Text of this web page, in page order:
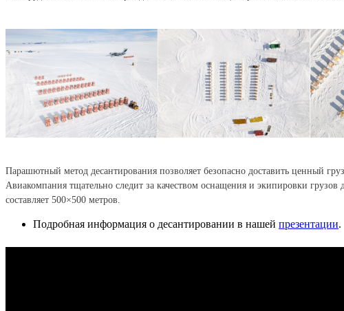
Парашютный метод десантирования позволяет безопасно доставить ценный
Авиакомпания тщательно следит за качеством оснащения и экипировки
составляет 500×500 метров.
Подробная информация о десантировании в нашей презентации.